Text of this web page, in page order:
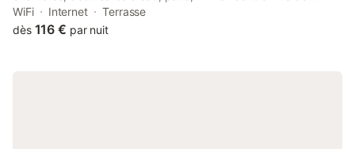
Parthenay features a terrace. This holiday home provides
accommodation with a patio.
WiFi Internet
Terrasse
dès 116 € par nuit